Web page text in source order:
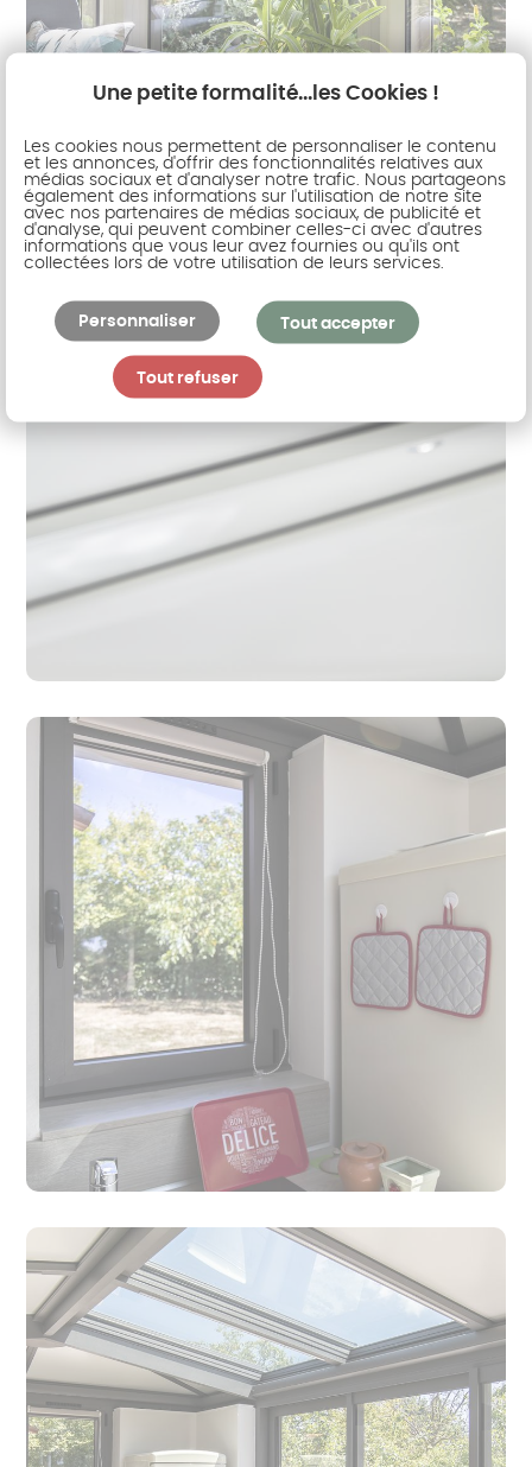
Une petite formalité...les Cookies !
Les cookies nous permettent de personnaliser le contenu
et les annonces, d'offrir des fonctionnalités relatives aux
médias sociaux et d'analyser notre trafic. Nous partageons
également des informations sur l'utilisation de notre site
avec nos partenaires de médias sociaux, de publicité et
d'analyse, qui peuvent combiner celles-ci avec d'autres
informations que vous leur avez fournies ou qu'ils ont
collectées lors de votre utilisation de leurs services.
Tout accepter
Tout refuser
Personnaliser